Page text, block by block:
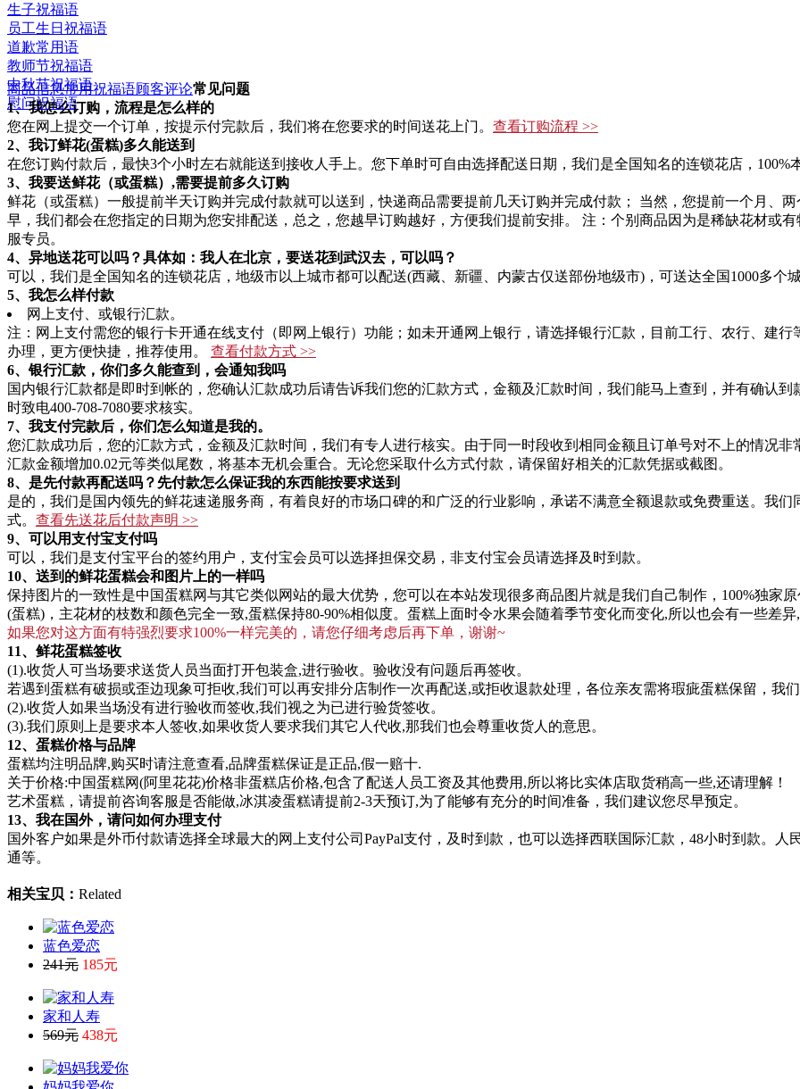
生子祝福语
员工生日祝福语
道歉常用语
教师节祝福语
中秋节祝福语
慰问祝福语
商品信息常用祝福语顾客评论常见问题
1、我怎么订购，流程是怎么样的
您在网上提交一个订单，按提示付完款后，我们将在您要求的时间送花上门。 查看订购流程 >>
2、我订鲜花(蛋糕)多久能送到
在您订购付款后，最快3个小时左右就能送到接收人手上。您下单时可自由选择配送日期，我们是全国知名的连锁花店，100%
3、我要送鲜花（或蛋糕）,需要提前多久订购
鲜花（或蛋糕）一般提前半天订购并完成付款就可以送到，快递商品需要提前几天订购并完成付款； 当然，您提前一个月、
早，我们都会在您指定的日期为您安排配送，总之，您越早订购越好，方便我们提前安排。 注：个别商品因为是稀缺花材或
服专员。
4、异地送花可以吗？具体如：我人在北京，要送花到武汉去，可以吗？
可以，我们是全国知名的连锁花店，地级市以上城市都可以配送(西藏、新疆、内蒙古仅送部份地级市)，可送达全国1000多个
5、我怎么样付款
网上支付、或银行汇款。
注：网上支付需您的银行卡开通在线支付（即网上银行）功能；如未开通网上银行，请选择银行汇款，目前工行、农行、建
办理，更方便快捷，推荐使用。 查看付款方式 >>
6、银行汇款，你们多久能查到，会通知我吗
国内银行汇款都是即时到帐的，您确认汇款成功后请告诉我们您的汇款方式，金额及汇款时间，我们能马上查到，并有确认
时致电400-708-7080要求核实。
7、我支付完款后，你们怎么知道是我的。
您汇款成功后，您的汇款方式，金额及汇款时间，我们有专人进行核实。由于同一时段收到相同金额且订单号对不上的情况
汇款金额增加0.02元等类似尾数，将基本无机会重合。无论您采取什么方式付款，请保留好相关的汇款凭据或截图。
8、是先付款再配送吗？先付款怎么保证我的东西能按要求送到
是的，我们是国内领先的鲜花速递服务商，有着良好的市场口碑的和广泛的行业影响，承诺不满意全额退款或免费重送。我
式。 查看先送花后付款声明 >>
9、可以用支付宝支付吗
可以，我们是支付宝平台的签约用户，支付宝会员可以选择担保交易，非支付宝会员请选择及时到款。
10、送到的鲜花蛋糕会和图片上的一样吗
保持图片的一致性是中国蛋糕网与其它类似网站的最大优势，您可以在本站发现很多商品图片就是我们自己制作，100%独家
(蛋糕)，主花材的枝数和颜色完全一致,蛋糕保持80-90%相似度。蛋糕上面时令水果会随着季节变化而变化,所以也会有一些差
如果您对这方面有特强烈要求100%一样完美的，请您仔细考虑后再下单，谢谢~
11、鲜花蛋糕签收
(1).收货人可当场要求送货人员当面打开包装盒,进行验收。验收没有问题后再签收。
若遇到蛋糕有破损或歪边现象可拒收,我们可以再安排分店制作一次再配送,或拒收退款处理，各位亲友需将瑕疵蛋糕保留，我
(2).收货人如果当场没有进行验收而签收,我们视之为已进行验货签收。
(3).我们原则上是要求本人签收,如果收货人要求我们其它人代收,那我们也会尊重收货人的意思。
12、蛋糕价格与品牌
蛋糕均注明品牌,购买时请注意查看,品牌蛋糕保证是正品,假一赔十.
关于价格:中国蛋糕网(阿里花花)价格非蛋糕店价格,包含了配送人员工资及其他费用,所以将比实体店取货稍高一些,还请理解！
艺术蛋糕，请提前咨询客服是否能做,冰淇凌蛋糕请提前2-3天预订,为了能够有充分的时间准备，我们建议您尽早预定。
13、我在国外，请问如何办理支付
国外客户如果是外币付款请选择全球最大的网上支付公司PayPal支付，及时到款，也可以选择西联国际汇款，48小时到款。
通等。
相关宝贝： Related
蓝色爱恋
241元 185元
家和人寿
569元 438元